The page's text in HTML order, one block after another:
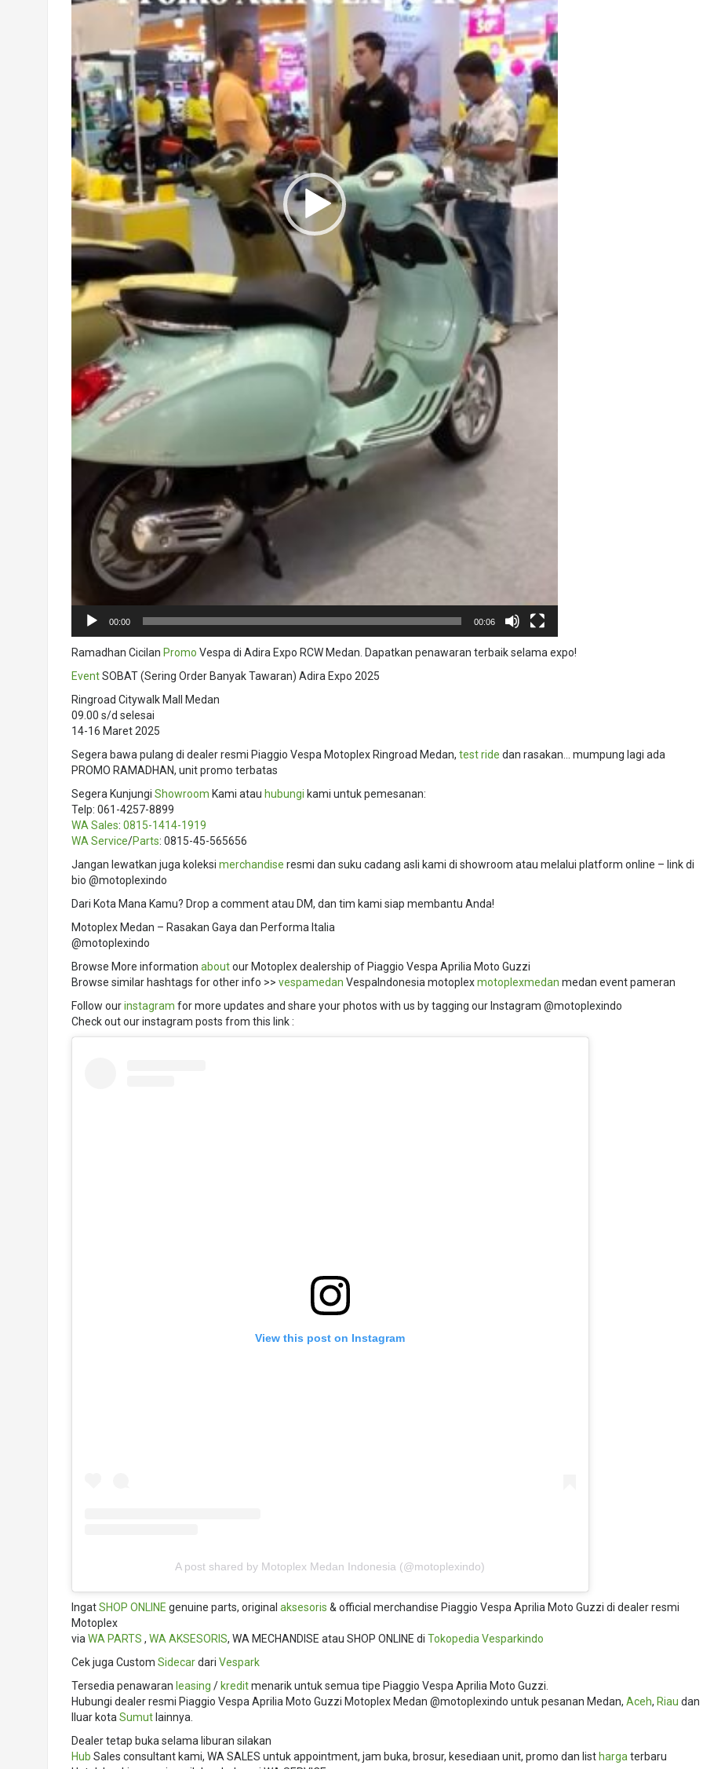
00:00 00:06
Ramadhan Cicilan Promo Vespa di Adira Expo RCW Medan. Dapatkan penawaran terbaik selama expo!
EventSOBAT (Sering Order Banyak Tawaran) Adira Expo 2025
Ringroad Citywalk Mall Medan
09.00 s/d selesai
14-16 Maret 2025
Segera bawa pulang di dealer resmi Piaggio Vespa Motoplex Ringroad Medan, test ride dan rasakan… mumpung lagi ada
PROMO RAMADHAN, unit promo terbatas
Segera Kunjungi Showroom Kami atau hubungi kami untuk pemesanan:
Telp: 061-4257-8899
WA Sales: 0815-1414-1919
WA Service/Parts: 0815-45-565656
Jangan lewatkan juga koleksi merchandise resmi dan suku cadang asli kami di showroom atau melalui platform online – link di
bio @motoplexindo
Dari Kota Mana Kamu? Drop a comment atau DM, dan tim kami siap membantu Anda!
Motoplex Medan – Rasakan Gaya dan Performa Italia
@motoplexindo
Browse More information aboutour Motoplex dealership of Piaggio Vespa Aprilia Moto Guzzi
Browse similar hashtags for other info >> vespamedan VespaIndonesia motoplexmotoplexmedan medan event pameran
Follow ourinstagram for more updates and share your photos with us by tagging our Instagram @motoplexindo
Check out our instagram posts from this link :
View this post on Instagram
A post shared by Motoplex Medan Indonesia (@motoplexindo)
IngatSHOP ONLINE genuine parts, original aksesoris & official merchandise Piaggio Vespa Aprilia Moto Guzzi di dealer resmi
Motoplex
via WA PARTS , WA AKSESORIS, WA MECHANDISE atau SHOP ONLINE di Tokopedia Vesparkindo
Cek juga Custom Sidecardari Vespark
Tersedia penawaran leasing / kreditmenarik untuk semua tipe Piaggio Vespa Aprilia Moto Guzzi.
Hubungi dealer resmi Piaggio Vespa Aprilia Moto Guzzi Motoplex Medan @motoplexindo untuk pesanan Medan, Aceh, Riau dan
lluar kota Sumutlainnya.
Dealer tetap buka selama liburan silakan
Hub Sales consultant kami, WA SALES untuk appointment, jam buka, brosur, kesediaan unit, promo dan list harga terbaru